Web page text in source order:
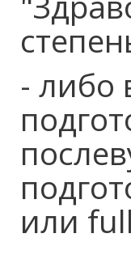
- либо
или